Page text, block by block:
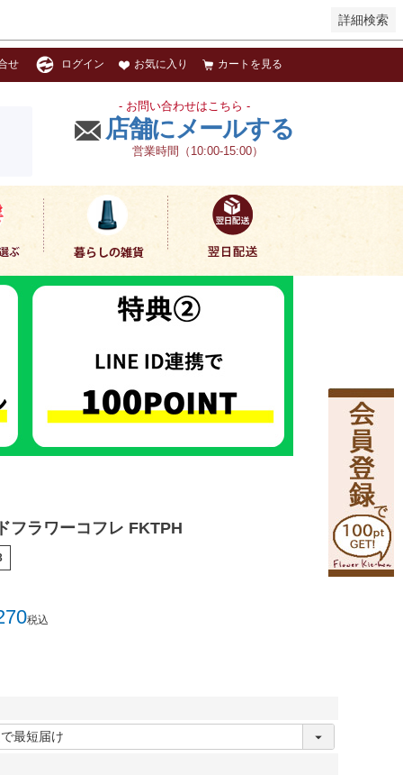
詳細検索
せ ログイン お気に入り カートを見る
- お問い合わせはこちら -
店舗にメールする
営業時間（10:00-15:00）
フラワーコフレ FKTPH
税込